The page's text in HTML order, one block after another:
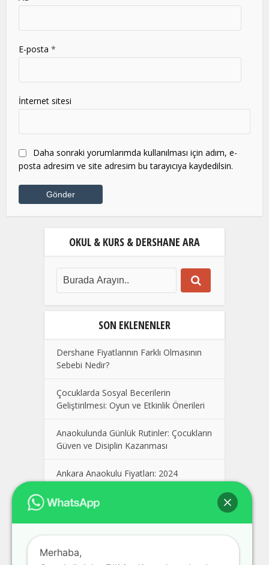
E-posta*
İnternet sitesi
Daha sonraki yorumlarımda kullanılması için adım, e-
posta adresim ve site adresim bu tarayıcıya kaydedilsin.
OKUL & KURS & DERSHANE ARA
SON EKLENENLER
Dershane Fiyatlarının Farklı Olmasının
Sebebi Nedir?
Çocuklarda Sosyal Becerilerin
Geliştirilmesi: Oyun ve Etkinlik Önerileri
Anaokulunda Günlük Rutinler: Çocukların
Güven ve Disiplin Kazanması
Ankara Anaokulu Fiyatları: 2024
Kolej Seçimi Yaparken Dikkat Edilmesi
Dershaneler, Ankara Polatlı Dershane
Merhaba,